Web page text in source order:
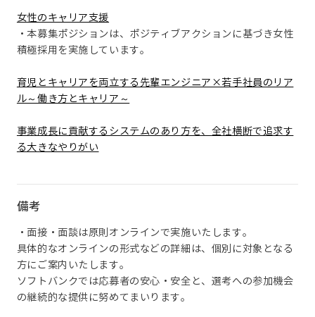
女性のキャリア支援
・本募集ポジションは、ポジティブアクションに基づき女性
積極採用を実施しています。
育児とキャリアを両立する先輩エンジニア×若手社員のリア
ル～働き方とキャリア～
事業成長に貢献するシステムのあり方を、全社横断で追求す
る大きなやりがい
備考
・面接・面談は原則オンラインで実施いたします。
具体的なオンラインの形式などの詳細は、個別に対象となる
方にご案内いたします。
ソフトバンクでは応募者の安心・安全と、選考への参加機会
の継続的な提供に努めてまいります。